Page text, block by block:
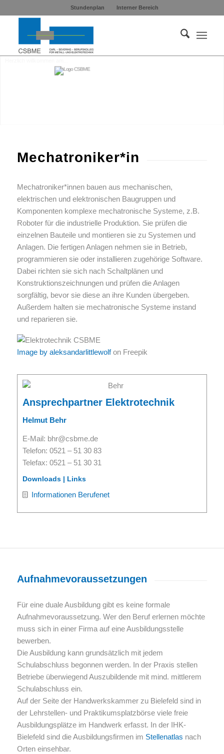
Stundenplan Interner Bereich
Mechatroniker*in
Mechatroniker*innen bauen aus mechanischen,
elektrischen und elektronischen Baugruppen und
Komponenten komplexe mechatronische Systeme, z.B.
Roboter für die industrielle Produktion. Sie prüfen die
einzelnen Bauteile und montieren sie zu Systemen und
Anlagen. Die fertigen Anlagen nehmen sie in Betrieb,
programmieren sie oder installieren zugehörige Software.
Dabei richten sie sich nach Schaltplänen und
Konstruktionszeichnungen und prüfen die Anlagen
sorgfältig, bevor sie diese an ihre Kunden übergeben.
Außerdem halten sie mechatronische Systeme instand
und reparieren sie.
Image by aleksandarlittlewolfon Freepik
Ansprechpartner Elektrotechnik
Helmut Behr
E-Mail: bhr@csbme.de
Telefon: 0521 – 51 30 83
Telefax: 0521 – 51 30 31
Downloads | Links
Informationen Berufenet
Aufnahmevoraussetzungen
Für eine duale Ausbildung gibt es keine formale
Aufnahmevoraussetzung. Wer den Beruf erlernen möchte
muss sich in einer Firma auf eine Ausbildungsstelle
bewerben.
Die Ausbildung kann grundsätzlich mit jedem
Schulabschluss begonnen werden. In der Praxis stellen
Betriebe überwiegend Auszubildende mit mind. mittlerem
Schulabschluss ein.
Auf der Seite der Handwerkskammer zu Bielefeld sind in
der Lehrstellen- und Praktikumsplatzbörse viele freie
Ausbildungsplätze im Handwerk erfasst. In der IHK-
Bielefeld sind die Ausbildungsfirmen im Stellenatlas nach
Orten einsehbar.